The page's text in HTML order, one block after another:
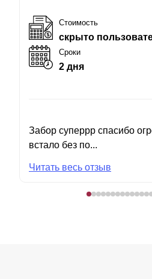
Стоимость
скрыто
Сроки
2 дня
Забор суперрр спасибо
встало без по...
Читать весь отзыв